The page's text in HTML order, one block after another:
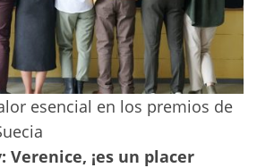
esencial en los premios de
¡es un placer